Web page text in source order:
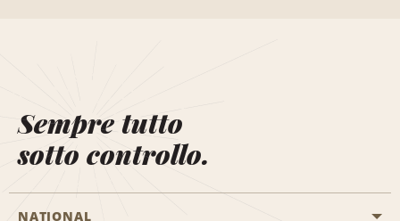
Sempre tutto
sotto controllo.
NATIONAL